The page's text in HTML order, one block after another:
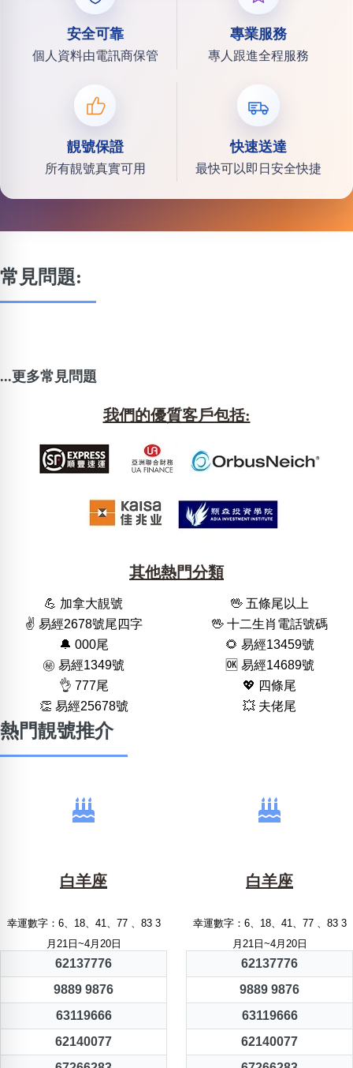
安全可靠
個人資料由電訊商保管
專業服務
專人跟進全程服務
靚號保證
所有靚號真實可用
快速送達
最快可以即日安全快捷
常見問題:
...更多常見問題
我們的優質客戶包括:
其他熱門分類
💪 加拿大靚號
🖖 五條尾以上
✌️ 易經2678號尾四字
🖖 十二生肖電話號碼
🔔 000尾
🌻 易經13459號
㊙️ 易經1349號
🆗️ 易經14689號
👌 777尾
💖 四條尾
👏 易經25678號
💥 夫佬尾
熱門靚號推介
白羊座
幸運數字：6、18、41、77 、83 3
月21日~4月20日
62137776
9889 9876
63119666
62140077
白羊座
幸運數字：6、18、41、77 、83 3
月21日~4月20日
62137776
9889 9876
63119666
62140077